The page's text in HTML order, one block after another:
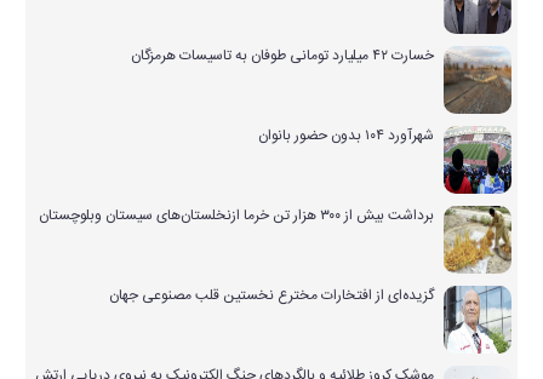
خسارت ۴۲ میلیارد تومانی طوفان به تاسیسات هرمزگان
شهرآورد ۱۰۴ بدون حضور بانوان
برداشت بیش از ۳۰۰ هزار تن خرما ازنخلستان‌های سیستان وبلوچستان
گزیده‌ای از افتخارات مخترع نخستین قلب مصنوعی جهان